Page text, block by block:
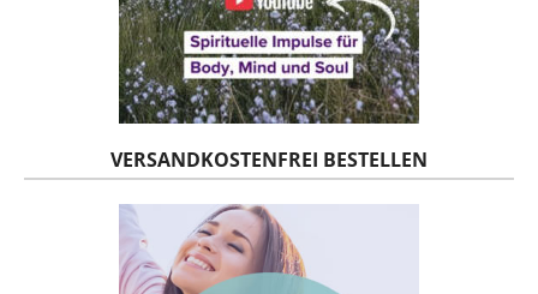
VERSANDKOSTENFREI BESTELLEN